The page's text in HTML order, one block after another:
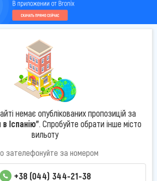
немає опублікованих пропозицій за
Іспанію". Спробуйте обрати інше місто
вильоту
зателефонуйте за номером
+38 (044) 344-21-38